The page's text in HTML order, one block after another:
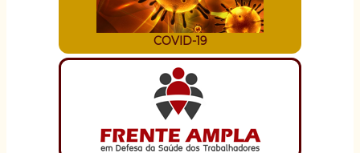
COVID-19